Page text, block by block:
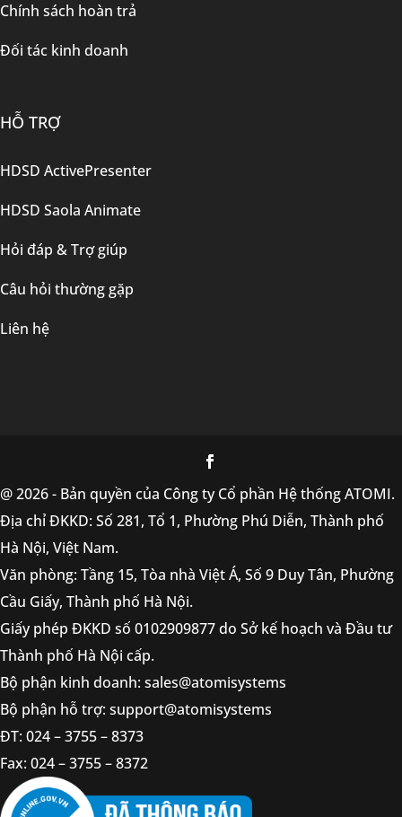
Chính sách hoàn trả
Đối tác kinh doanh
HỖ TRỢ
HDSD ActivePresenter
HDSD Saola Animate
Hỏi đáp & Trợ giúp
Câu hỏi thường gặp
Liên hệ
@ 2026 - Bản quyền của Công ty Cổ phần Hệ thống ATOMI.
Địa chỉ ĐKKD: Số 281, Tổ 1, Phường Phú Diễn, Thành phố
Hà Nội, Việt Nam.
Văn phòng: Tầng 15, Tòa nhà Việt Á, Số 9 Duy Tân, Phường
Cầu Giấy, Thành phố Hà Nội.
Giấy phép ĐKKD số 0102909877 do Sở kế hoạch và Đầu tư
Thành phố Hà Nội cấp.
Bộ phận kinh doanh: sales@atomisystems
Bộ phận hỗ trợ: support@atomisystems
ĐT: 024 – 3755 – 8373
Fax: 024 – 3755 – 8372